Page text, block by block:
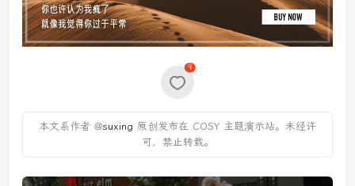
9
本文系作者 @suxing 原创发布在 COSY 主题演示站。未经许
可，禁止转载。